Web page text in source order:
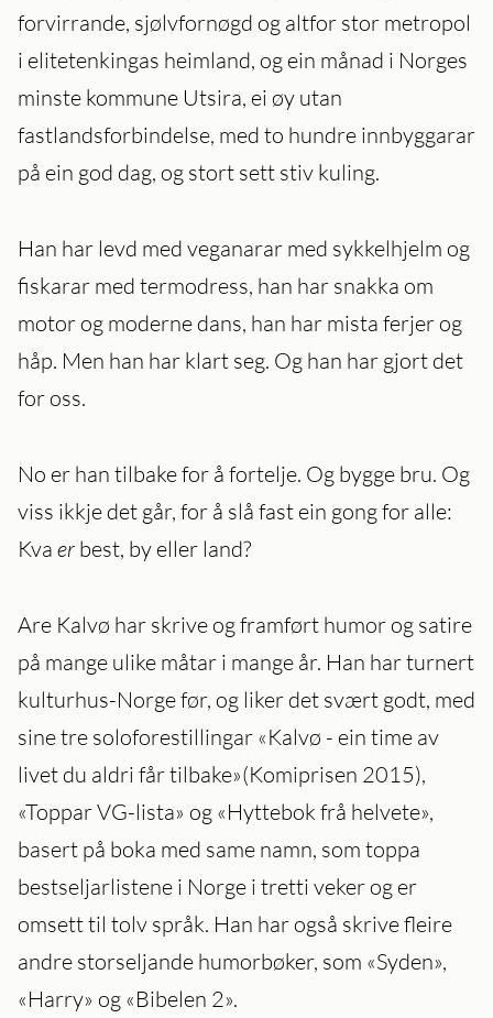
forvirrande, sjølvfornøgd og altfor stor metropol
i elitetenkingas heimland, og ein månad i Norges
minste kommune Utsira, ei øy utan
fastlandsforbindelse, med to hundre innbyggarar
på ein god dag, og stort sett stiv kuling.
Han har levd med veganarar med sykkelhjelm og
fiskarar med termodress, han har snakka om
motor og moderne dans, han har mista ferjer og
håp. Men han har klart seg. Og han har gjort det
for oss.
No er han tilbake for å fortelje. Og bygge bru. Og
viss ikkje det går, for å slå fast ein gong for alle:
Kva er best, by eller land?
Are Kalvø har skrive og framført humor og satire
på mange ulike måtar i mange år. Han har turnert
kulturhus-Norge før, og liker det svært godt, med
sine tre soloforestillingar «Kalvø - ein time av
livet du aldri får tilbake»(Komiprisen 2015),
«Toppar VG-lista» og «Hyttebok frå helvete»,
basert på boka med same namn, som toppa
bestseljarlistene i Norge i tretti veker og er
omsett til tolv språk. Han har også skrive fleire
andre storseljande humorbøker, som «Syden»,
«Harry» og «Bibelen 2».